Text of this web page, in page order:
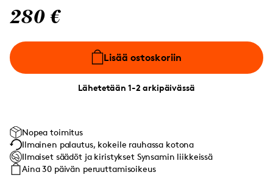
280 €
Lisää ostoskoriin
Lähetetään 1-2 arkipäivässä
Nopea toimitus
Ilmainen palautus, kokeile rauhassa kotona
Ilmaiset säädöt ja kiristykset Synsamin liikkeissä
Aina 30 päivän peruuttamisoikeus